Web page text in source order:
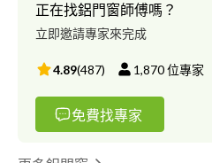
正在找鋁門窗師傅嗎？
立即邀請專家來完成
4.89(487) 1,870位專家
免費找專家